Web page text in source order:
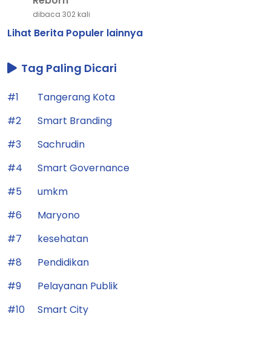
dibaca 302 kali
Lihat Berita Populer lainnya
Tag Paling Dicari
#1
Tangerang Kota
#2
Smart Branding
#3
Sachrudin
#4
Smart Governance
#5
umkm
#6
Maryono
#7
kesehatan
#8
Pendidikan
#9
Pelayanan Publik
#10
Smart City